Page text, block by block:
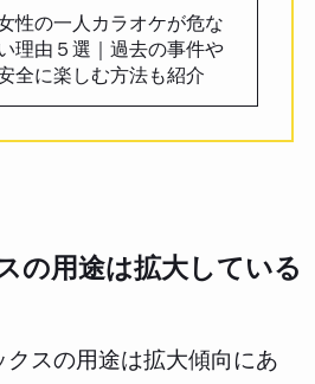
性の一人カラオケが危な
理由５選｜過去の事件や
全に楽しむ方法も紹介
の用途は拡大している
スの用途は拡大傾向にあ